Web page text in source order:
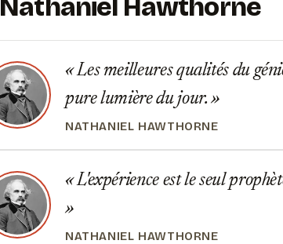
Hawthorne
Les meilleures qualités du
pure lumière du jour.
NATHANIEL HAWTHORNE
L'expérience est le seul
NATHANIEL HAWTHORNE